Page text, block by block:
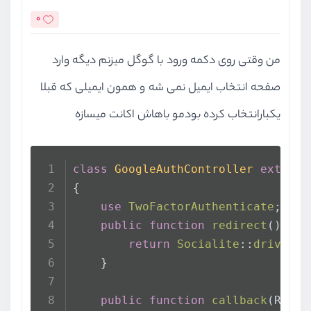
0
من وقتی روی دکمه ورود با گوگل میزنم دیگه وارد
صفحه انتخاب ایمیل نمی شه و همون ایمیلی که قبلا
یکبارانتخاب کرده بودمو باهاش اکانت میسازه
class GoogleAuthController
extends
{
use TwoFactorAuthenticate ;
public
function redirect ( )
return
Socialite :: driver
    }
public function callback (